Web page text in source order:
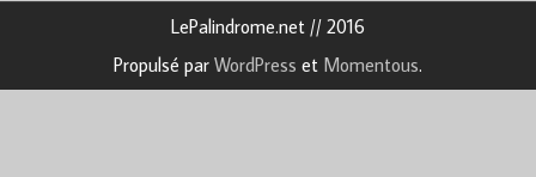
LePalindrome.net // 2016
Propulsé par WordPress et Momentous.